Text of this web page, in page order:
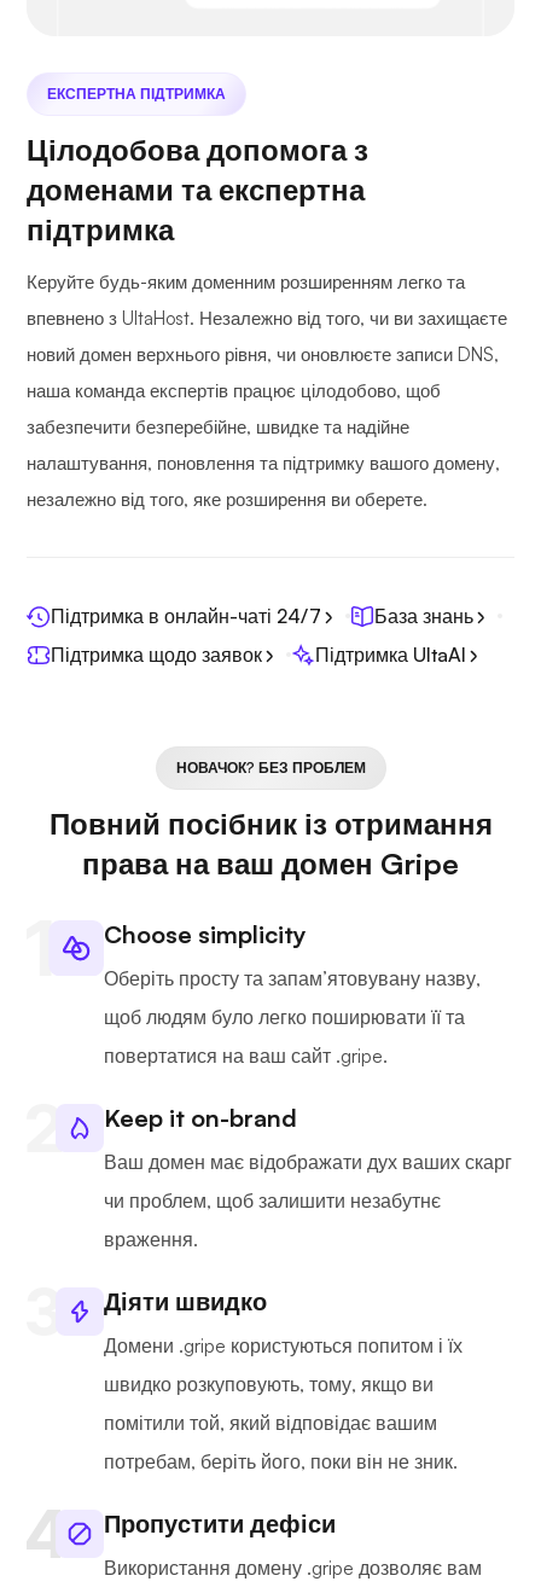
ЕКСПЕРТНА ПІДТРИМКА
Цілодобова допомога з
доменами та експертна
підтримка
Керуйте будь-яким доменним розширенням легко та
впевнено з UltaHost. Незалежно від того, чи ви захищаєте
новий домен верхнього рівня, чи оновлюєте записи DNS,
наша команда експертів працює цілодобово, щоб
забезпечити безперебійне, швидке та надійне
налаштування, поновлення та підтримку вашого домену,
незалежно від того, яке розширення ви оберете.
Підтримка в онлайн-чаті 24/7
База знань
Підтримка щодо заявок
Підтримка UltaAI
НОВАЧОК? БЕЗ ПРОБЛЕМ
Повний посібник із отримання
права на ваш домен Gripe
Choose simplicity
Оберіть просту та запам’ятовувану назву,
щоб людям було легко поширювати її та
повертатися на ваш сайт .gripe.
Keep it on-brand
Ваш домен має відображати дух ваших скарг
чи проблем, щоб залишити незабутнє
враження.
Діяти швидко
Домени .gripe користуються попитом і їх
швидко розкуповують, тому, якщо ви
помітили той, який відповідає вашим
потребам, беріть його, поки він не зник.
Пропустити дефіси
Використання домену .gripe дозволяє вам